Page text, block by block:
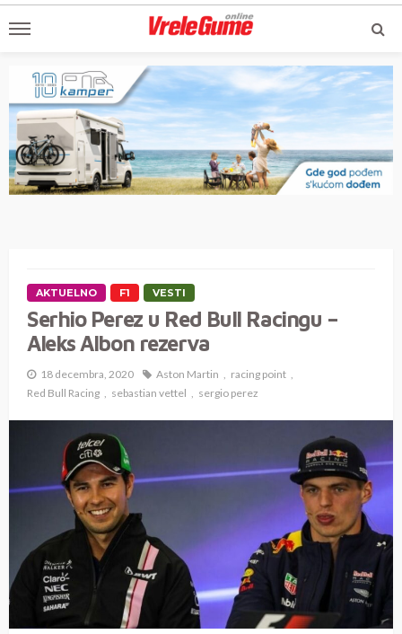
AKTUELNO F1 VESTI
Serhio Perez u Red Bull Racingu –
Aleks Albon rezerva
18 decembra, 2020 Aston Martin
racing point
Red Bull Racing
sebastian vettel sergio perez